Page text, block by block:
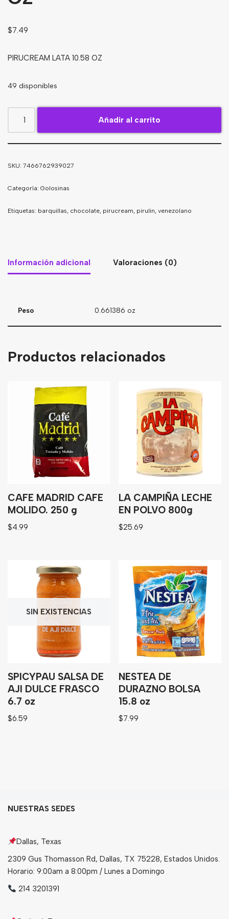
Tés
$7.49
PIRUCREAM LATA 10.58 OZ
49 disponibles
Añadir al carrito
SKU: 7466762939027
Categoría: Golosinas
Etiquetas: barquillas chocolate pirucream pirulin venezolano
Información adicional Valoraciones (0)
Peso 0.661386 oz
Productos relacionados
CAFE MADRID CAFE
MOLIDO. 250 g
$4.99
LA CAMPIÑA LECHE
EN POLVO 800g
$25.69
SIN EXISTENCIAS
SPICYPAU SALSA DE
AJI DULCE FRASCO
6.7 oz
$6.59
NESTEA DE
DURAZNO BOLSA
15.8 oz
$7.99
NUESTRAS SEDES
Dallas, Texas
2309 Gus Thomasson Rd, Dallas, TX 75228, Estados Unidos.
Horario: 9:00am a 8:00pm / Lunes a Domingo
214 3201391